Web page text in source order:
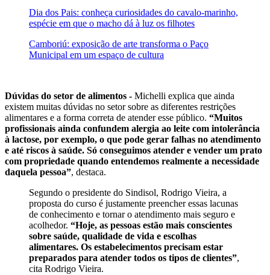
Dia dos Pais: conheça curiosidades do cavalo-marinho,
espécie em que o macho dá à luz os filhotes
Camboriú: exposição de arte transforma o Paço
Municipal em um espaço de cultura
Dúvidas do setor de alimentos - Michelli explica que ainda
existem muitas dúvidas no setor sobre as diferentes restrições
alimentares e a forma correta de atender esse público. “Muitos
profissionais ainda confundem alergia ao leite com intolerância
à lactose, por exemplo, o que pode gerar falhas no atendimento
e até riscos à saúde. Só conseguimos atender e vender um prato
com propriedade quando entendemos realmente a necessidade
daquela pessoa”, destaca.
Segundo o presidente do Sindisol, Rodrigo Vieira, a
proposta do curso é justamente preencher essas lacunas
de conhecimento e tornar o atendimento mais seguro e
acolhedor. “Hoje, as pessoas estão mais conscientes
sobre saúde, qualidade de vida e escolhas
alimentares. Os estabelecimentos precisam estar
preparados para atender todos os tipos de clientes”,
cita Rodrigo Vieira.